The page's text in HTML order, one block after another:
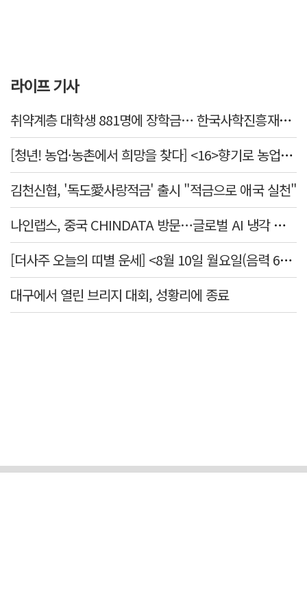
라이프 기사
취약계층 대학생 881명에 장학금… 한국사학진흥재단, 2억7천만원 지원
[청년! 농업·농촌에서 희망을 찾다] <16>향기로 농업을 전하다
김천신협, '독도愛사랑적금' 출시 "적금으로 애국 실천"
나인랩스, 중국 CHINDATA 방문…글로벌 AI 냉각 시장 공략
[더사주 오늘의 띠별 운세] <8월 10일 월요일(음력 6월28일)>
대구에서 열린 브리지 대회, 성황리에 종료